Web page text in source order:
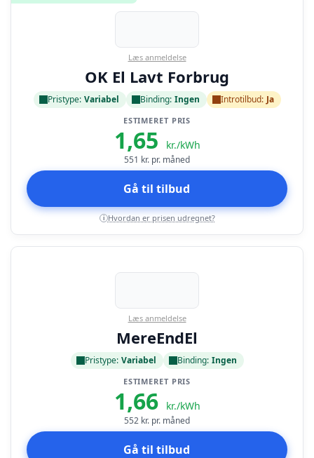
Læs anmeldelse
OK El Lavt Forbrug
Pristype: Variabel Binding: Ingen Introtilbud: Ja
ESTIMERET PRIS
1,65 kr./kWh
551 kr. pr. måned
Gå til tilbud
i Hvordan er prisen udregnet?
Læs anmeldelse
MereEndEl
Pristype: Variabel Binding: Ingen
ESTIMERET PRIS
1,66 kr./kWh
552 kr. pr. måned
Gå til tilbud